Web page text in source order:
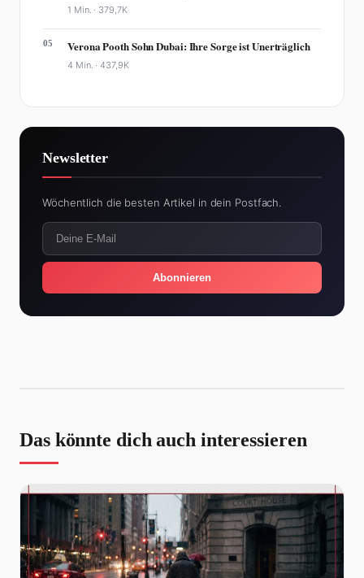
1 Min. · 379,7K
05 Verona Pooth Sohn Dubai: Ihre Sorge ist Unerträglich
4 Min. ·437,9K
Newsletter
Wöchentlich die besten Artikel in dein Postfach.
Abonnieren
Das könnte dich auch interessieren